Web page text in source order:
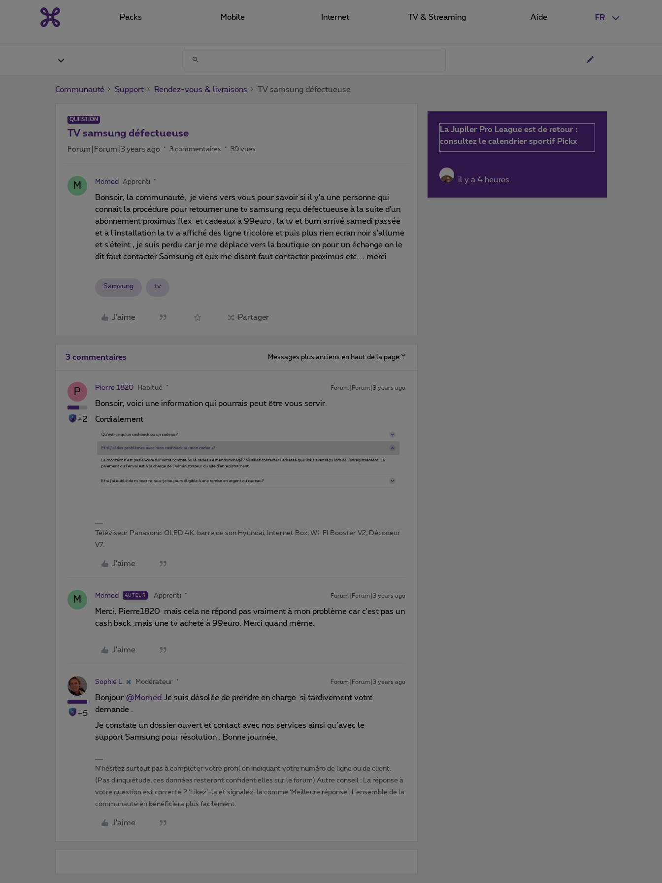
FR
Packs Mobile Internet TV & Streaming Aide
Communauté Support Rendez-vous & livraisons TV samsung défectueuse
QUESTION
TV samsung défectueuse
Forum|Forum|3 years ago 3 commentaires 39 vues
M Momed Apprenti
Bonsoir, la communauté, je viens vers vous pour savoir si il y'a une personne qui
connait la procédure pour retourner une tv samsung reçu défectueuse à la suite d'un
abonnement proximus flex et cadeaux à 99euro , la tv et burn arrivé samedi passée
et a l'installation la tv a affiché des ligne tricolore et puis plus rien ecran noir s'allume
et s'éteint , je suis perdu car je me déplace vers la boutique on pour un échange on le
dit faut contacter Samsung et eux me disent faut contacter proximus etc.... merci
Samsung tv
J'aime Partager
3 commentaires Messages plus anciens en haut de la page
P
+2
Pierre 1820 Habitué Forum|Forum|3 years ago
Bonsoir, voici une information qui pourrais peut être vous servir.
Cordialement
Téléviseur Panasonic OLED 4K, barre de son Hyundai, Internet Box, WI-FI Booster V2, Décodeur
V7.
J'aime
M Momed AUTEUR Apprenti Forum|Forum|3 years ago
Merci, Pierre1820 mais cela ne répond pas vraiment à mon problème car c'est pas un
cash back ,mais une tv acheté à 99euro. Merci quand même.
J'aime
+5
Sophie L. Modérateur Forum|Forum|3 years ago
Bonjour @Momed Je suis désolée de prendre en charge si tardivement votre
demande .
Je constate un dossier ouvert et contact avec nos services ainsi qu’avec le
support Samsung pour résolution . Bonne journée.
N'hésitez surtout pas à compléter votre profil en indiquant votre numéro de ligne ou de client.
(Pas d'inquiétude, ces données resteront confidentielles sur le forum) Autre conseil : La réponse à
votre question est correcte ? ‘Likez’-la et signalez-la comme ‘Meilleure réponse’. L’ensemble de la
communauté en bénéficiera plus facilement.
J'aime
La Jupiler Pro League est de retour :
consultez le calendrier sportif Pickx
il y a 4 heures